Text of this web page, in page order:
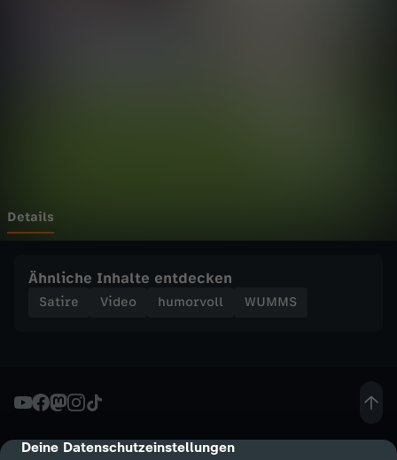
cmp-dialog-description
Deine Datenschutzeinstellungen
i
U
d
a
Details
Ähnliche Inhalte entdecken
Satire Video humorvoll WUMMS